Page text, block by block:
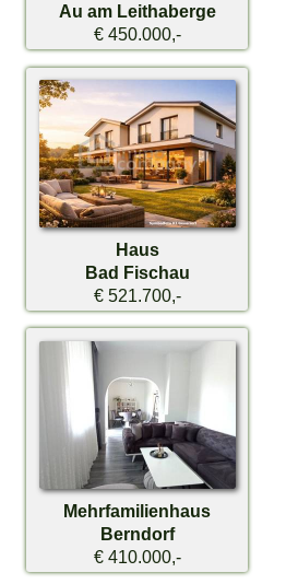
Au am Leithaberge
€ 450.000,-
Haus
Bad Fischau
€ 521.700,-
Mehrfamilienhaus
Berndorf
€ 410.000,-